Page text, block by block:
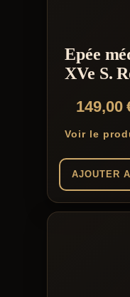
Epée
XVe S.
149,00
Voir le
AJOUTER